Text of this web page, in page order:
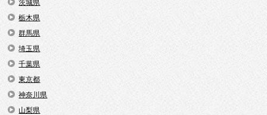
茨城県
栃木県
群馬県
埼玉県
千葉県
東京都
神奈川県
山梨県